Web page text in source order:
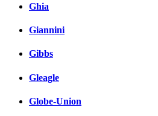
Ghia
Giannini
Gibbs
Gleagle
Globe-Union